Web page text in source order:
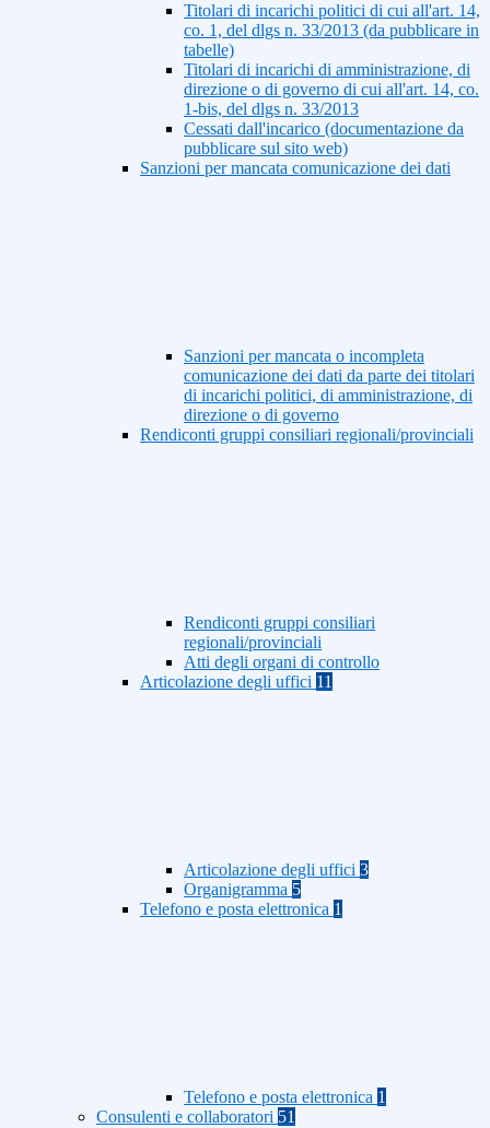
Titolari di incarichi politici di cui all'art. 14,
co. 1, del dlgs n. 33/2013 (da pubblicare in
tabelle)
Titolari di incarichi di amministrazione, di
direzione o di governo di cui all'art. 14, co.
1-bis, del dlgs n. 33/2013
Cessati dall'incarico (documentazione da
pubblicare sul sito web)
Sanzioni per mancata comunicazione dei dati
Sanzioni per mancata o incompleta
comunicazione dei dati da parte dei titolari
di incarichi politici, di amministrazione, di
direzione o di governo
Rendiconti gruppi consiliari regionali/provinciali
Rendiconti gruppi consiliari
regionali/provinciali
Atti degli organi di controllo
Articolazione degli uffici 11
Articolazione degli uffici 3
Organigramma 5
Telefono e posta elettronica 1
Telefono e posta elettronica 1
Consulenti e collaboratori 51